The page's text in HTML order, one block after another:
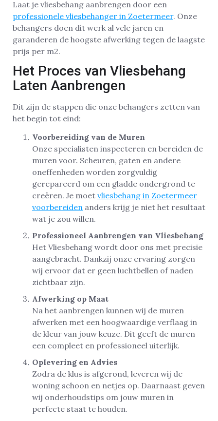
Laat je vliesbehang aanbrengen door een
professionele vliesbehanger in Zoetermeer. Onze
behangers doen dit werk al vele jaren en
garanderen de hoogste afwerking tegen de laagste
prijs per m2.
Het Proces van Vliesbehang
Laten Aanbrengen
Dit zijn de stappen die onze behangers zetten van
het begin tot eind:
Voorbereiding van de Muren
Onze specialisten inspecteren en bereiden de
muren voor. Scheuren, gaten en andere
oneffenheden worden zorgvuldig
gerepareerd om een gladde ondergrond te
creëren. Je moet vliesbehang in Zoetermeer
voorbereiden anders krijg je niet het resultaat
wat je zou willen.
Professioneel Aanbrengen van Vliesbehang
Het Vliesbehang wordt door ons met precisie
aangebracht. Dankzij onze ervaring zorgen
wij ervoor dat er geen luchtbellen of naden
zichtbaar zijn.
Afwerking op Maat
Na het aanbrengen kunnen wij de muren
afwerken met een hoogwaardige verflaag in
de kleur van jouw keuze. Dit geeft de muren
een compleet en professioneel uiterlijk.
Oplevering en Advies
Zodra de klus is afgerond, leveren wij de
woning schoon en netjes op. Daarnaast geven
wij onderhoudstips om jouw muren in
perfecte staat te houden.